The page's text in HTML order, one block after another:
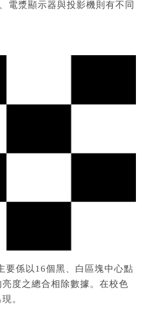
電漿顯示器與投影機則有不同
要係以16個黑、白區塊中心點
度之總合相除數據。在校色
。